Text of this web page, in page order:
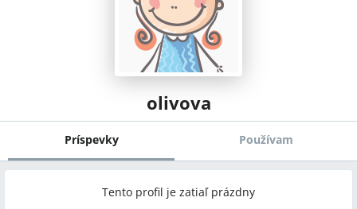
olivova
Príspevky Používam
Tento profil je zatiaľ prázdny